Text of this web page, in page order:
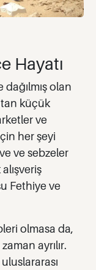
Hayatı
olan
küçük
ve
her şeyi
ve sebzeler
Fethiye ve
olmasa da,
ayrılır.